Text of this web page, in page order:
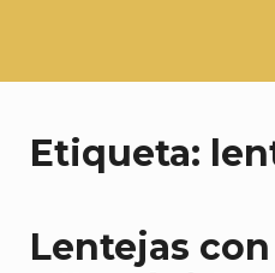
contenido
Etiqueta:
Lentejas